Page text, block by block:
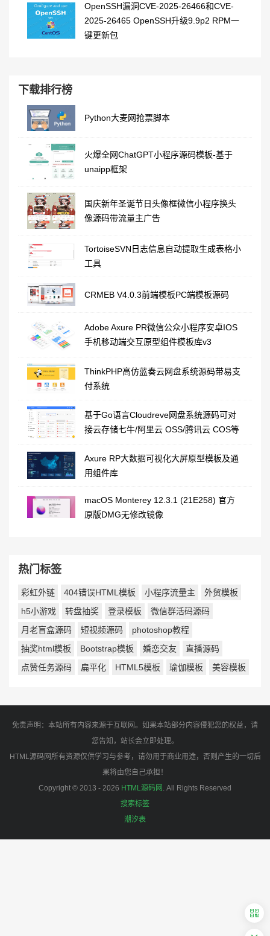
OpenSSH漏洞CVE-2025-26466和CVE-
2025-26465 OpenSSH升级9.9p2 RPM一
键更新包
下载排行榜
Python大麦网抢票脚本
火爆全网ChatGPT小程序源码模板-基于
unaipp框架
国庆新年圣诞节日头像框微信小程序换头
像源码带流量主广告
TortoiseSVN日志信息自动提取生成表格小
工具
CRMEB V4.0.3前端模板PC端模板源码
Adobe Axure PR微信公众小程序安卓IOS
手机移动端交互原型组件模板库v3
ThinkPHP高仿蓝奏云网盘系统源码带易支
付系统
基于Go语言Cloudreve网盘系统源码可对
接云存储七牛/阿里云 OSS/腾讯云 COS等
Axure RP大数据可视化大屏原型模板及通
用组件库
macOS Monterey 12.3.1 (21E258) 官方
原版DMG无修改镜像
热门标签
彩虹外链 404错误HTML模板 小程序流量主
外贸模板
h5小游戏
转盘抽奖 登录模板
微信群活码源码
月老盲盒源码
短视频源码
photoshop教程
抽奖html模板
Bootstrap模板 婚恋交友
直播源码
点赞任务源码
扁平化 HTML5模板 瑜伽模板 美容模板
免责声明：本站所有内容来源于互联网。如果本站部分内容侵犯您的权益，请
您告知，站长会立即处理。
HTML源码网所有资源仅供学习与参考，请勿用于商业用途，否则产生的一切后
果将由您自己承担！
Copyright © 2013 - 2026 HTML源码网 . All Rights Reserved
搜索标签
潮汐表